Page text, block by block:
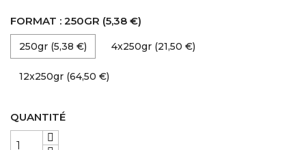
FORMAT : 250GR (5,38 €)
250gr (5,38 €) 4x250gr (21,50 €)
12x250gr (64,50 €)
QUANTITÉ